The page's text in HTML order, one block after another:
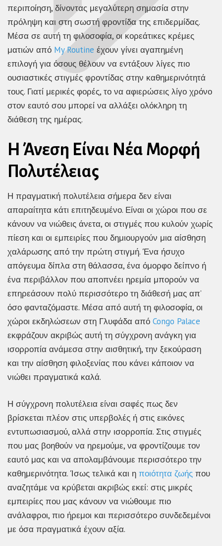
περιποίηση, δίνοντας μεγαλύτερη σημασία στην
πρόληψη και στη σωστή φροντίδα της επιδερμίδας.
Μέσα σε αυτή τη φιλοσοφία, οικορεάτικες κρέμες
ματιών από My Routine έχουν γίνει αγαπημένη
επιλογή για όσους θέλουν να εντάξουν λίγες πιο
ουσιαστικές στιγμές φροντίδας στην καθημερινότητά
τους. Γιατί μερικές φορές, το να αφιερώσεις λίγο χρόνο
στον εαυτό σου μπορεί να αλλάξει ολόκληρη τη
διάθεση της ημέρας.
Η Άνεση Είναι Νέα Μορφή
Πολυτέλειας
Η πραγματική πολυτέλεια σήμερα δεν είναι
απαραίτητα κάτι επιτηδευμένο. Είναι οι χώροι που σε
κάνουν να νιώθεις άνετα, οι στιγμές που κυλούν χωρίς
πίεση και οι εμπειρίες που δημιουργούν μια αίσθηση
χαλάρωσης από την πρώτη στιγμή. Ένα ήσυχο
απόγευμα δίπλα στη θάλασσα, ένα όμορφο δείπνο ή
ένα περιβάλλον που αποπνέει ηρεμία μπορούν να
επηρεάσουν πολύ περισσότερο τη διάθεσή μας απ’
όσο φανταζόμαστε. Μέσα από αυτή τη φιλοσοφία, οι
χώροι εκδηλώσεων στη Γλυφάδα από Congo Palace
εκφράζουν ακριβώς αυτή τη σύγχρονη ανάγκη για
ισορροπία ανάμεσα στην αισθητική, την ξεκούραση
και την αίσθηση φιλοξενίας που κάνει κάποιον να
νιώθει πραγματικά καλά.
Η σύγχρονη πολυτέλεια είναι σαφές πως δεν
βρίσκεται πλέον στις υπερβολές ή στις εικόνες
εντυπωσιασμού, αλλά στην ισορροπία. Στις στιγμές
που μας βοηθούν να ηρεμούμε, να φροντίζουμε τον
εαυτό μας και να απολαμβάνουμε περισσότερο την
καθημερινότητα. Ίσως τελικά και η ποιότητα ζωής που
αναζητάμε να κρύβεται ακριβώς εκεί: στις μικρές
εμπειρίες που μας κάνουν να νιώθουμε πιο
ανάλαφροι, πιο ήρεμοι και περισσότερο συνδεδεμένοι
με όσα πραγματικά έχουν αξία.